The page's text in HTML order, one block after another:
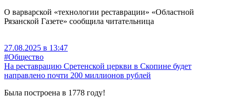
О варварской «технологии реставрации» «Областной
Рязанской Газете» сообщила читательница
27.08.2025 в 13:47
#Общество
На реставрацию Сретенской церкви в Скопине будет
направлено почти 200 миллионов рублей
Была построена в 1778 году!